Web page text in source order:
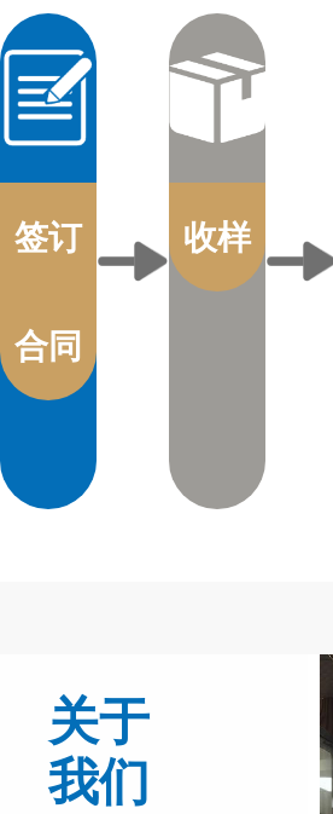
签订
合同
收样
关于
我们